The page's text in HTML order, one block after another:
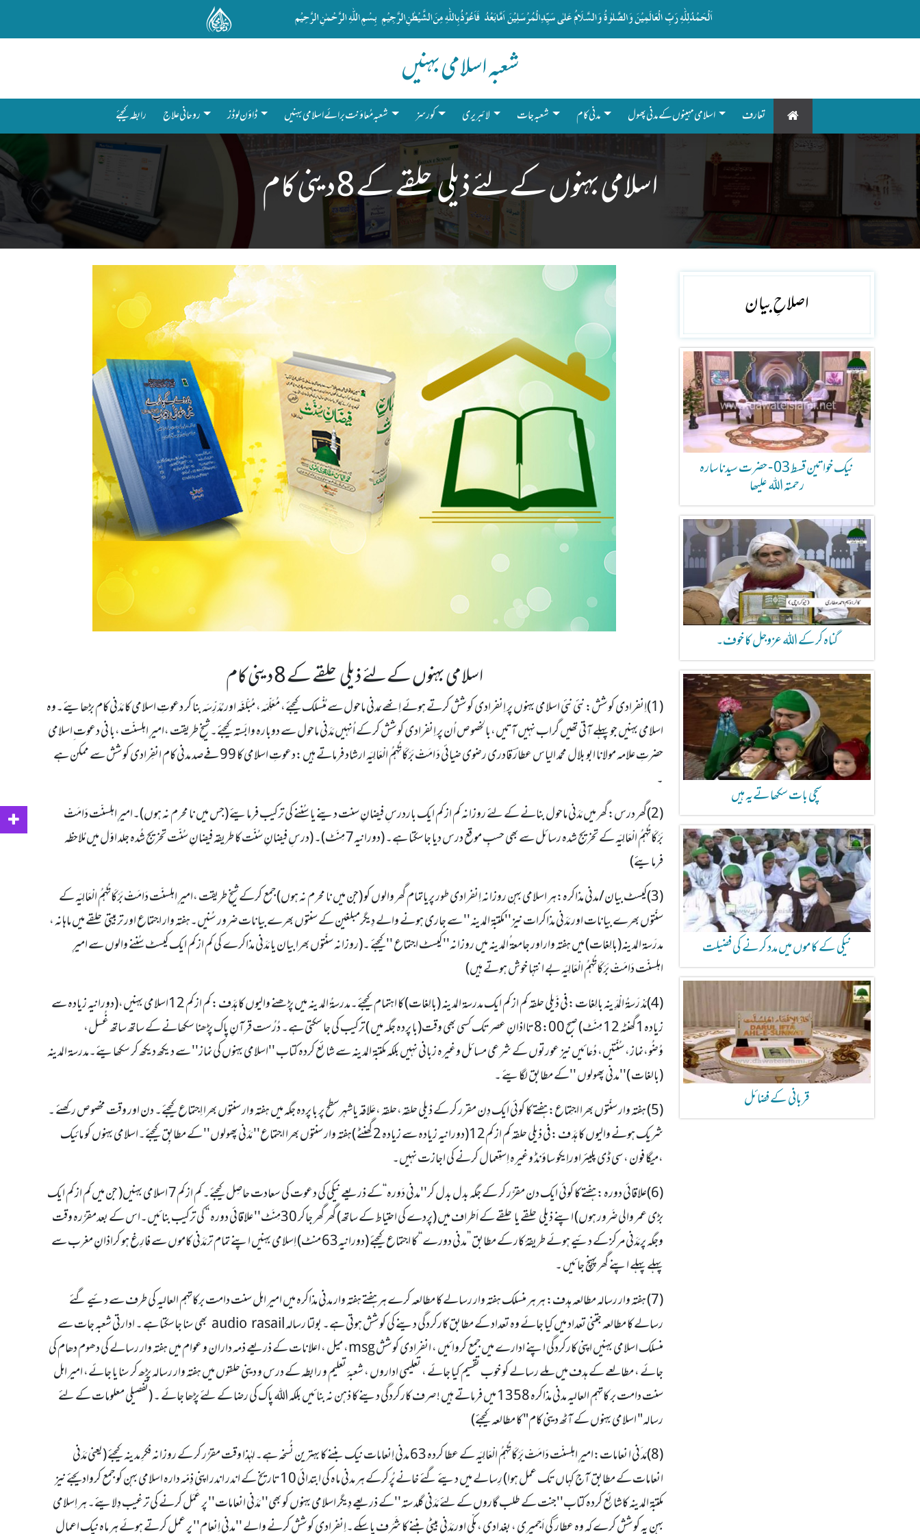
شعبہ اسلامی بہنیں
رابطہ کیجئے(current) ڈاؤن لوڈز کورسز شعبہ جات تعارف
اسلامی بہنوں کےلئے ذیلی حلقے کے 8 دینی کام
اسلامی بہنوں کےلئے ذیلی حلقے کے 8 دینی کام
(1)اِنفرادی کوشش: نئی نئی اسلامی بہنوں پر اِنفرادی کوشش کرتے ہوئے اِنھےںمدنی ماحول سے مُنْسلک کیجئے، مُعَلِّمَہ، مُبَلّغَہ اور مُدَرِّسَہ بنا کر دعوتِ اسلامی کا مَدَنی کام بڑھایئے۔وہ
اسلامی بہنیں جو پہلے آتی تھیں گراب نہیں آتیں،بالخصوص اُن پر اِنفرادی کوشش کر کے اُنہیں مَدَنی ماحول سے دوبارہ وابَستہ کیجئے۔ شیخِ طریقت ،امیرِ اہلسنّت ،با نی دعوت ِاسلامی
حضرتِ علامہ مولانا ابو بلال محمد الیاس عطارؔ قادری رضوی ضیائی دَ امَتْ بَرَکَاتُہُمُ الْعَالِیَہ ارشاد فرماتے ہیں :دعوتِ اسلامی کا 99 فےصد مدنی کام انفِرادی کوشش سے ممکن ہے
۔
(2)گھر درس:گھر میں مَدَنی ماحول بنانے کے لئے روزانہ کم از کم ایک باردرسِ فیضانِ سنت دینے یا سُننے کی ترکیب فرمایئے (جس میں نا محرم نہ ہوں)۔امیرِ اہلسنّت دَامَتْ
بَرَکَاتُہُمُ الْعَالِیَہ کے تخریج شدہ رسائل سے بھی حسبِ موقع درس دیا جاسکتا ہے۔ (دورانیہ7 مِنَٹ)۔ (درسِ فیضانِ سُنّت کا طریقہ فیضانِ سُنّت تخریج شُدہ جلد اوّل میں مُلاحظہ
فرمایئے)
(3)کیسٹ بیان/مدنی مذاکرہ:ہر اسلامی بہن روزانہ اِنفرادی طور پریاتمام گھر والوں کو (جن میں نا محرم نہ ہوں) جمع کرکے شیخِ طریقت ،امیرِ اہلسنّت دَامَتْ بَرَکَاتُہُمُ الْعَالِیَہ کے
سنّتوں بھرے بیانات اور مَدَنی مذاکرات نیز''مکتبۃ المدینہ'' سے جاری ہونے والے دِیگرمبلغین کے سنتوں بھرے بیانات ضرور سُنیں۔ہفتہ وار اجتماع اور تربیتی حلقے میں ماہانہ ،
مدرَسۃ المدینہ(بالِغات) میں ہفتہ واراور جامعۃ ُالمدینہ میں روزانہ'' کیسٹ اجتماع ''کیجئے ۔(روزانہ سنّتوں بھرا بیان یا مَدَنی مذاکرے کی کم از کم ایک کیسٹ سُننے والوں سے امیرِ
اہلسنّت دَامَتْ بَرَکَاتُہُمُ الْعَالِیَہ بے انتہا خوش ہوتے ہیں)
(4)مَدْ رَسۃُ الْمَدِ ینہ بالِغات :فی ذَیلی حلقہ کم از کم ایک مدرسۃ المدینہ (بالِغات) کا اہتمام کیجئے۔مدرسۃُ المد ینہ میں پڑھنے والیوں کا ہَدَف : کم از کم 12اسلامی بہنیں،(دورانیہ زیادہ سے
زیادہ1گھنٹہ 12 مِنَٹ) صبح 8:00 تااذانِ عصر تک کسی بھی وقت(با پردہ جگہ میں ) ترکیب کی جا سکتی ہے۔ دُرُست قرآنِ پاک پڑھنا سکھانے کے ساتھ ساتھ غُسل،
وُضُو،نماز، سُنّتیں، دُعائیں نیز عورتوں کے شرعی مسائل وغیرہ زبانی نہیں بلکہ مکتبۃ المدینہ سے شائع کردہ کتاب ''اسلامی بہنوں کی نماز'' سے د یکھ دیکھ کر سکھایئے۔مدرسۃ المدینہ
(بالغات )ـ''مدنی پھولوں ''کے مطابق لگایئے ۔
(5) ہفتہ وار سنّتوں بھرا اجتِماع: ہفتے کا کوئی ایک دِن مقرر کر کے ذیلی حلقہ،حلقہ ،عَلاقہ یاشہرسطح پر با پردہ جگہ میں ہفتہ وار سنتوں بھرا اِجتماع کیجئے۔ دن اور وقت مخصوص رکھئے ۔
شریک ہونے والیوں کا ہَدَ ف :فی ذیلی حلقہ کم از کم12(دورانیہ زیادہ سے زیادہ 2 گھنٹے )ہفتہ وار سنتوں بھرا اجتماع'' مَدَنی پھولوں'' کے مطابِق کیجئے۔اسلامی بہنوں کو مائیک
،میگا فون ، سی ڈی پلیئراوراِیکو ساؤنڈ وغیرہ اِستِعمال کرنے کی اجازت نہیں۔
(6)علاقائی دورہ : ہفتے کا کوئی ایک دن مقرَّر کر کے جگہ بدل بدل کر''مدنی دَورہ‘‘کے ذریعے نیکی کی دعوت کی سعادت حاصِل کیجئے۔ کم از کم7 اسلامی بہنیں( جن میں کم از کم ایک
بڑی عمر والی ضَرور ہوں) اپنے ذیلی حلقے یا حلقے کے اَطراف میں (پردے کی احتیاط کے ساتھ) گھر گھر جاکر 30مِنَٹ'' علاقائی دورہ ‘‘ کی ترکیب بنائیں۔اس کے بعدمقرَّرہ وقت
وجگہ پرمَدَنی مرکز کے دئیے ہوئے طریقۂ کار کے مطابق ’’مدنی دورے‘‘ کا اجتماع کیجئے (دورانیہ63 منٹ) اِسلامی بہنیں اپنے تمام ترمَدَنی کاموں سے فارِغ ہو کراذانِ مغرب سے
پہلے پہلے اپنے گھر پہنچ جائیں ۔
(7) ہفتہ وار رسالہ مطالعہ ہدف: ہر ہر منسلک ہفتہ وار رسالے کا مطالعہ کرے ہر ہفتے ہفتہ وار مدنی مذاکرہ میں امیر اہل سنت دامت برکاتہم العالیہ کی طرف سے دئیے گئے
رسالے کا مطالعہ جتنی تعداد میں کیا جائے وہ تعداد کے مطابق کارکردگی دینے کی کوشش ہوتی ہے۔ بولتا رسالہ audio rasail بھی سنا جاسکتا ہے ۔ ادارتی شعبہ جات سے
منسلک اسلامی بہنیں اپنی کارکردگی اپنے ادارے میں جمع کروائیں ، انفرادی کوشش msg، میل ، اعلانات کے ذریعے ذمہ داران و عوام میں ہفتہ وار رسالے کی دھوم دھام کی
جائے ، مطالعے کے ہدف میں ملے رسالے کو خوب تقسیم کیا جائے ، تعلیمی اداروں ، شعبۂ تعلیم و رابطہ کے درس و دینی حلقوں میں ہفتہ وار رسالہ پڑھ کر سنا یا جائے، امیر اہل
سنت دامت بر کاتہم العالیہ مدنی مذاکرہ 1358 میں فرماتے ہیں ! صرف کارکردگی دینے کا ذہن نہ بنائیں بلکہ اللہ پاک کی رضا کے لئے پڑھا جائے ۔ (تفصیلی معلومات کے لئے
رسالہ" اسلامی بہنوں کے آٹھ دینی کام" کا مطالعہ کیجئے)
(8)مَد َنی ا نعامات:امیرِ اہلسنّت دَامَتْ بَرَکَاتُہُمُ الْعَالِیَہ کے عطا کردہ 63 مدنی اِنعامات نیک بننے کا بہترین نُسخہ ہے۔لہٰذا وقت مقرَّر کر کے روزانہ فکرِ مدینہ کیجئے (یعنی مَدَنی
انعامات کے مطابق آج کہاں تک عمل ہوا) رِسالے میں دیئے گئے خانے پُرکرکے ہر مدنی ماہ کی ابتدائی 10 تاریخ کے اندر اندر اپنی ذِمّہ دارہ اسلامی بہن کو جمع کروادیجئے نیز
مکتبۃ المدینہ کاشائِع کردہ کتاب''جنت کے طلب گاروں کے لئے مَدَنی گلدستہ''کے ذریعے دِیگر اسلامی بہنوں کو بھی'' مَدَنی انعامات'' پر عَمَل کرنے کی ترغیب دِلایئے۔ ہر اِسلامی
بہن یہ کوشش کرے کہ وہ عطار ؔ کی اَجمیری ، بغدادی ، مکّی اورمَدَنی بیٹی بننے کا شَرَف پاسکے۔اِنفرادی کوشش کرنے والے ''مدنی اِنعام'' پر عمل کرتے ہوئے ہر ماہ نیک اعمال
اصلاحِ بیان
نیک خواتین قسط 03 - حضرت سیدنا سارہ
رحمتہ اللہ علیھا
گناہ کرکے اللہ عزوجل کا خوف۔
سچی بات سکھاتےیہ ہیں
نیکی کے کاموں میں مدد کرنے کی فضیلت
قربانی کے فضائل